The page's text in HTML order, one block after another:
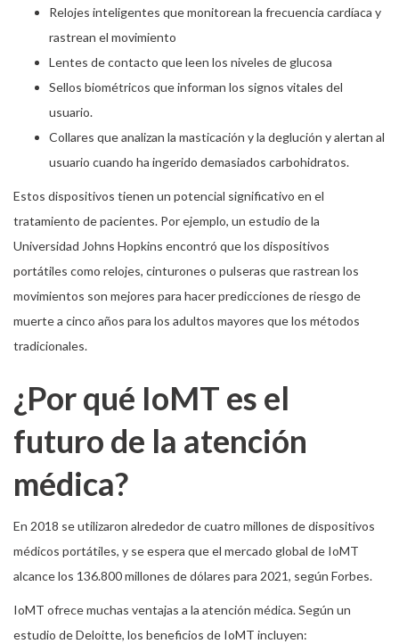
Relojes inteligentes que monitorean la frecuencia cardíaca y
rastrean el movimiento
Lentes de contacto que leen los niveles de glucosa
Sellos biométricos que informan los signos vitales del
usuario.
Collares que analizan la masticación y la deglución y alertan al
usuario cuando ha ingerido demasiados carbohidratos.
Estos dispositivos tienen un potencial significativo en el
tratamiento de pacientes. Por ejemplo, un estudio de la
Universidad Johns Hopkins encontró que los dispositivos
portátiles como relojes, cinturones o pulseras que rastrean los
movimientos son mejores para hacer predicciones de riesgo de
muerte a cinco años para los adultos mayores que los métodos
tradicionales.
¿Por qué IoMT es el
futuro de la atención
médica?
En 2018 se utilizaron alrededor de cuatro millones de dispositivos
médicos portátiles, y se espera que el mercado global de IoMT
alcance los 136.800 millones de dólares para 2021, según Forbes.
IoMT ofrece muchas ventajas a la atención médica. Según un
estudio de Deloitte, los beneficios de IoMT incluyen: